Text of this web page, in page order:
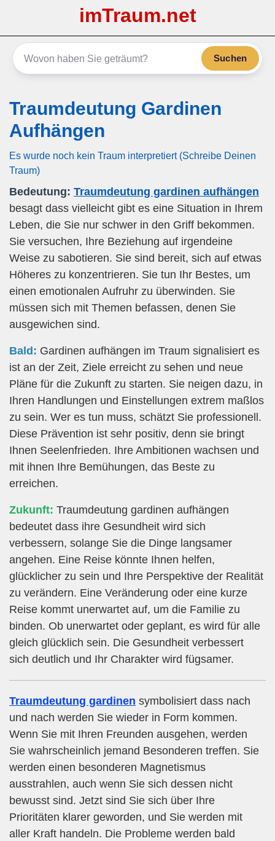
imTraum.net
Suchen
Traumdeutung Gardinen
Aufhängen
Es wurde noch kein Traum interpretiert (Schreibe Deinen
Traum)
Bedeutung: Traumdeutung gardinen aufhängen
besagt dass vielleicht gibt es eine Situation in Ihrem
Leben, die Sie nur schwer in den Griff bekommen.
Sie versuchen, Ihre Beziehung auf irgendeine
Weise zu sabotieren. Sie sind bereit, sich auf etwas
Höheres zu konzentrieren. Sie tun Ihr Bestes, um
einen emotionalen Aufruhr zu überwinden. Sie
müssen sich mit Themen befassen, denen Sie
ausgewichen sind.
Bald: Gardinen aufhängen im Traum signalisiert es
ist an der Zeit, Ziele erreicht zu sehen und neue
Pläne für die Zukunft zu starten. Sie neigen dazu, in
Ihren Handlungen und Einstellungen extrem maßlos
zu sein. Wer es tun muss, schätzt Sie professionell.
Diese Prävention ist sehr positiv, denn sie bringt
Ihnen Seelenfrieden. Ihre Ambitionen wachsen und
mit ihnen Ihre Bemühungen, das Beste zu
erreichen.
Zukunft: Traumdeutung gardinen aufhängen
bedeutet dass ihre Gesundheit wird sich
verbessern, solange Sie die Dinge langsamer
angehen. Eine Reise könnte Ihnen helfen,
glücklicher zu sein und Ihre Perspektive der Realität
zu verändern. Eine Veränderung oder eine kurze
Reise kommt unerwartet auf, um die Familie zu
binden. Ob unerwartet oder geplant, es wird für alle
gleich glücklich sein. Die Gesundheit verbessert
sich deutlich und Ihr Charakter wird fügsamer.
Traumdeutung gardinen symbolisiert dass nach
und nach werden Sie wieder in Form kommen.
Wenn Sie mit Ihren Freunden ausgehen, werden
Sie wahrscheinlich jemand Besonderen treffen. Sie
werden einen besonderen Magnetismus
ausstrahlen, auch wenn Sie sich dessen nicht
bewusst sind. Jetzt sind Sie sich über Ihre
Prioritäten klarer geworden, und Sie werden mit
aller Kraft handeln. Die Probleme werden bald